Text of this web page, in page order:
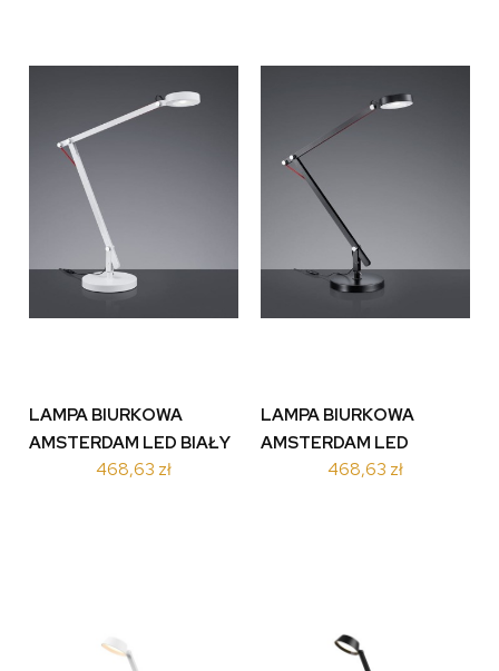
LAMPA BIURKOWA
AMSTERDAM LED BIAŁY
527920101468,63 zł
LAMPA BIURKOWA
AMSTERDAM LED
CZARNY 527920102
468,63 zł